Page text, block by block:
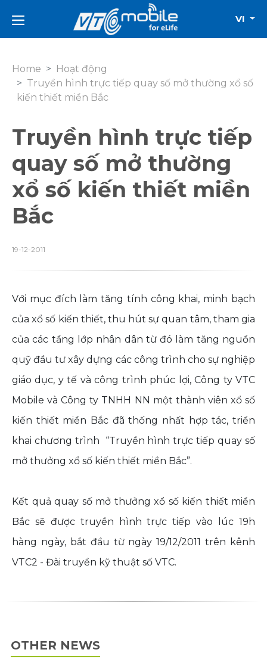
VI
Home
Hoạt động
Truyền hình trực tiếp quay số mở thường xổ số
kiến thiết miền Bắc
Truyền hình trực tiếp
quay số mở thường
xổ số kiến thiết miền
Bắc
19-12-2011
Với mục đích làm tăng tính công khai, minh bạch
của xổ số kiến thiết, thu hút sự quan tâm, tham gia
của các tầng lớp nhân dân từ đó làm tăng nguồn
quỹ đầu tư xây dựng các công trình cho sự nghiệp
giáo dục, y tế và công trình phúc lợi, Công ty VTC
Mobile và Công ty TNHH NN một thành viên xổ số
kiến thiết miền Bắc đã thống nhất hợp tác, triển
khai chương trình “Truyền hình trực tiếp quay số
mở thưởng xổ số kiến thiết miền Bắc”.
Kết quả quay số mở thưởng xổ số kiến thiết miền
Bắc sẽ được truyền hình trực tiếp vào lúc 19h
hàng ngày, bắt đầu từ ngày 19/12/2011 trên kênh
VTC2 - Đài truyền kỹ thuật số VTC.
OTHER NEWS